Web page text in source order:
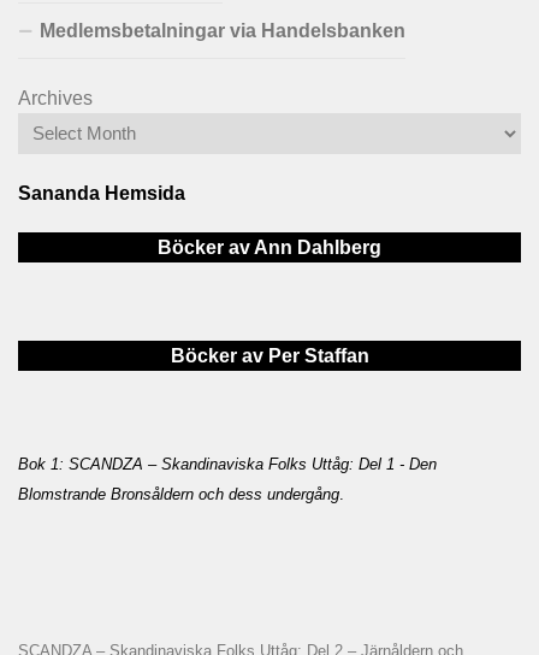
Medlemsbetalningar via Handelsbanken
Archives
Sananda Hemsida
Böcker av Ann Dahlberg
Böcker av Per Staffan
Bok 1: SCANDZA – Skandinaviska Folks Uttåg: Del 1 - Den
Blomstrande Bronsåldern och dess undergång.
SCANDZA – Skandinaviska Folks Uttåg: Del 2 – Järnåldern och